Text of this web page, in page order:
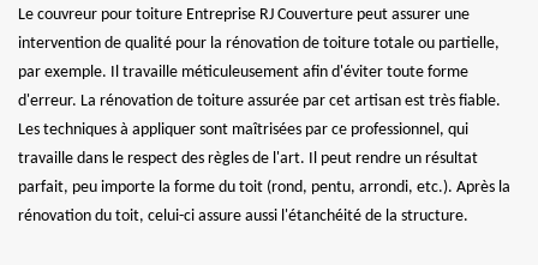
Le couvreur pour toiture Entreprise RJ Couverture peut assurer une
intervention de qualité pour la rénovation de toiture totale ou partielle,
par exemple. Il travaille méticuleusement afin d'éviter toute forme
d'erreur. La rénovation de toiture assurée par cet artisan est très fiable.
Les techniques à appliquer sont maîtrisées par ce professionnel, qui
travaille dans le respect des règles de l'art. Il peut rendre un résultat
parfait, peu importe la forme du toit (rond, pentu, arrondi, etc.). Après la
rénovation du toit, celui-ci assure aussi l'étanchéité de la structure.